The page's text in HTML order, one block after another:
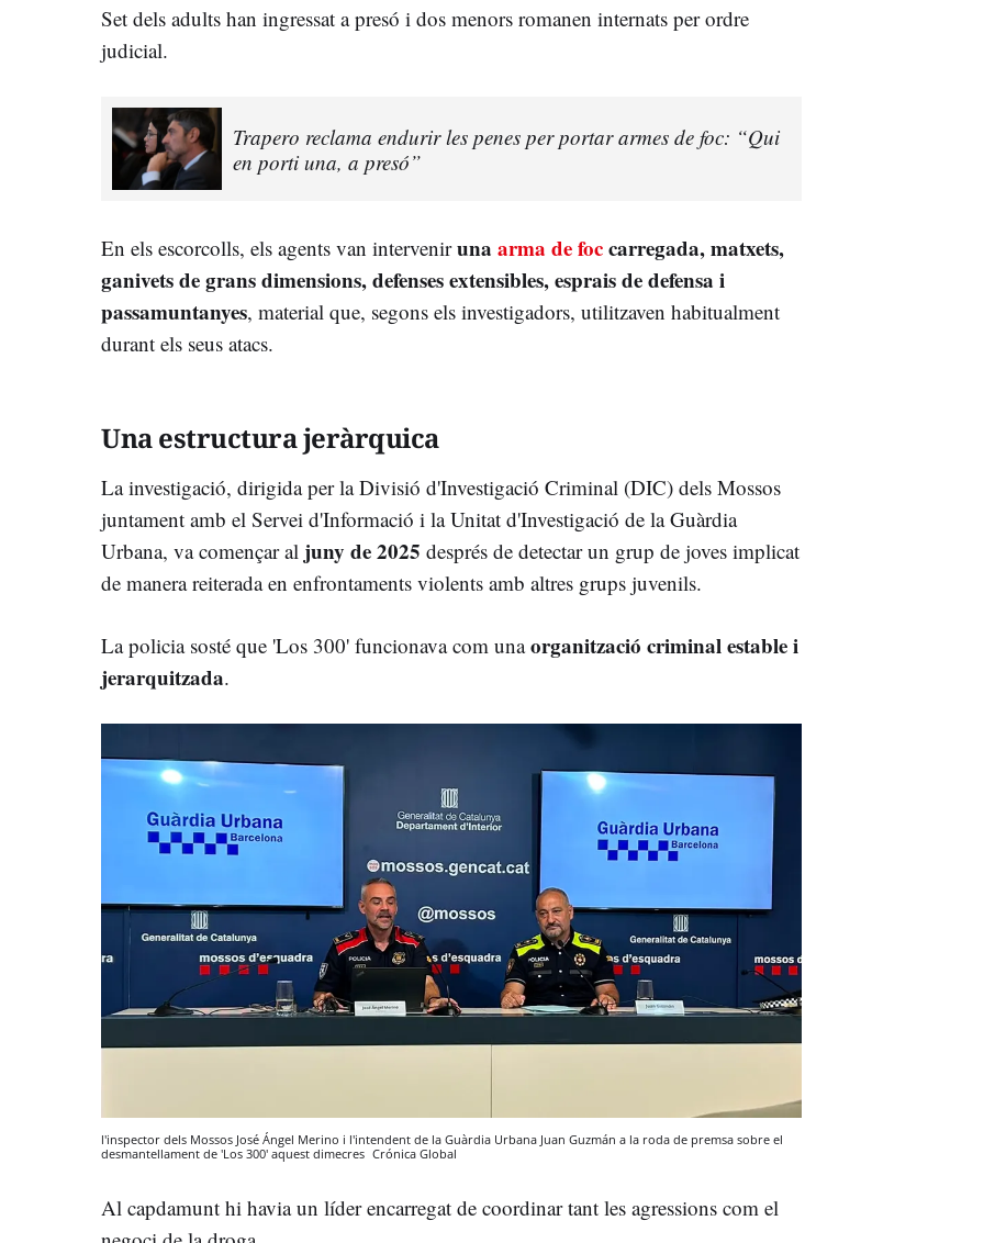
Set dels adults han ingressat a presó i dos menors romanen internats per ordre
judicial.
Trapero reclama endurir les penes per portar armes de foc: “Qui
en porti una, a presó”
En els escorcolls, els agents van interveniruna arma de foccarregada, matxets,
ganivets de grans dimensions, defenses extensibles, esprais de defensa i
passamuntanyes, material que, segons els investigadors, utilitzaven habitualment
durant els seus atacs.
Una estructura jeràrquica
La investigació, dirigida per la Divisió d'Investigació Criminal (DIC) dels Mossos
juntament amb el Servei d'Informació i la Unitat d'Investigació de la Guàrdia
Urbana, va començar al juny de 2025 després de detectar un grup de joves implicat
de manera reiterada en enfrontaments violents amb altres grups juvenils.
La policia sosté que 'Los 300' funcionava com unaorganització criminal estable i
jerarquitzada.
l'inspector dels Mossos José Ángel Merino i l'intendent de la Guàrdia Urbana Juan Guzmán a la roda de premsa sobre el
desmantellament de 'Los 300' aquest dimecres Crónica Global
Al capdamunt hi havia un líder encarregat de coordinar tant les agressions com el